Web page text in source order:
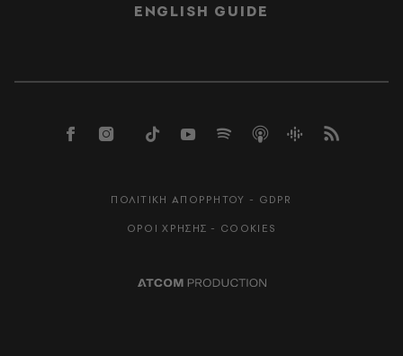
ENGLISH GUIDE
ΠΟΛΙΤΙΚΗ ΑΠΟΡΡΗΤΟΥ - GDPR
ΟΡΟΙ ΧΡΗΣΗΣ - COOKIES